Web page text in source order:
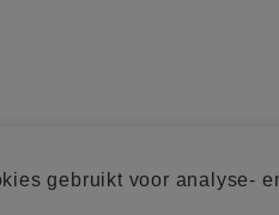
gebruikt voor analyse-